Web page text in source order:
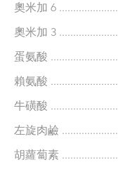
奧米加 6
奧米加 3
蛋氨酸
賴氨酸
牛磺酸
左旋肉鹼
胡蘿蔔素